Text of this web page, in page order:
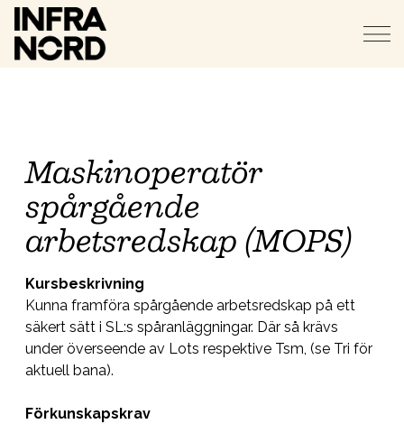
Maskinoperatör
spårgående
arbetsredskap (MOPS)
Kursbeskrivning
Kunna framföra spårgående arbetsredskap på ett
säkert sätt i SL:s spåranläggningar. Där så krävs
under överseende av Lots respektive Tsm, (se Tri för
aktuell bana).
Förkunskapskrav